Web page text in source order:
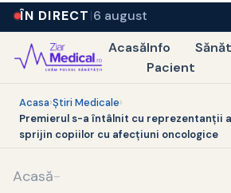
ÎN DIRECT 6 august
AcasăInfo
Pacient
Acasa›Ştiri Medicale›
Premierul s-a întâlnit cu reprezentanții
sprijin copiilor cu afecțiuni oncologice
Acasă-